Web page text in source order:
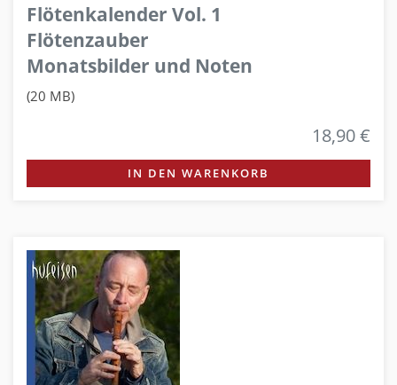
Flötenkalender Vol. 1
Flötenzauber
Monatsbilder und Noten
(20 MB)
18,90 €
IN DEN WARENKORB